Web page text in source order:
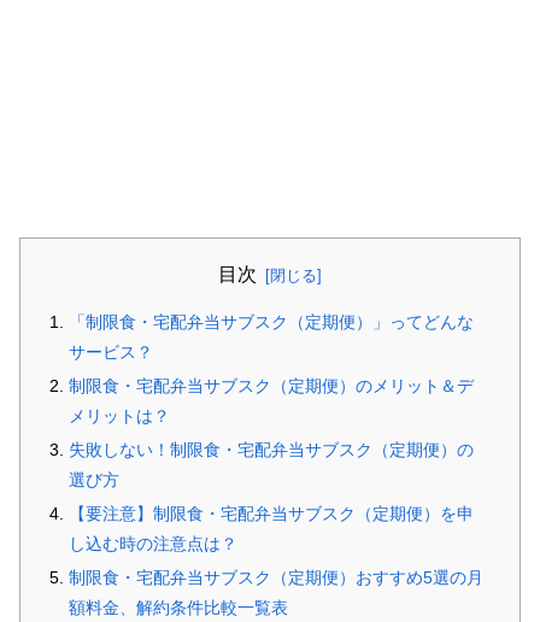
目次
「制限食・宅配弁当サブスク（定期便）」ってどんな
サービス？
制限食・宅配弁当サブスク（定期便）のメリット＆デ
メリットは？
失敗しない！制限食・宅配弁当サブスク（定期便）の
選び方
【要注意】制限食・宅配弁当サブスク（定期便）を申
し込む時の注意点は？
制限食・宅配弁当サブスク（定期便）おすすめ5選の月
額料金、解約条件比較一覧表